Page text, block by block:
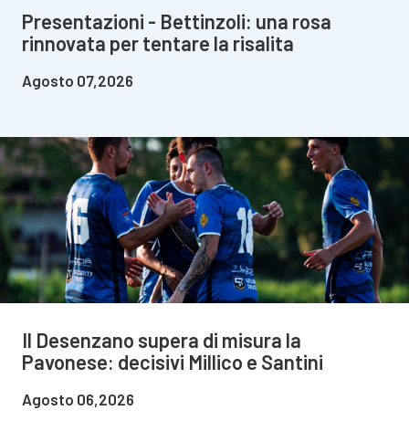
Presentazioni - Bettinzoli: una rosa
rinnovata per tentare la risalita
Agosto 07,2026
Il Desenzano supera di misura la
Pavonese: decisivi Millico e Santini
Agosto 06,2026